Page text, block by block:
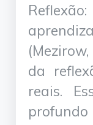
da
reais.